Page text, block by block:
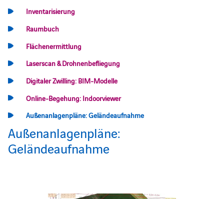
Inventarisierung
Raumbuch
Flächenermittlung
Laserscan & Drohnenbefliegung
Digitaler Zwilling: BIM-Modelle
Online-Begehung: Indoorviewer
Außenanlagenpläne: Geländeaufnahme
Außenanlagenpläne:
Geländeaufnahme